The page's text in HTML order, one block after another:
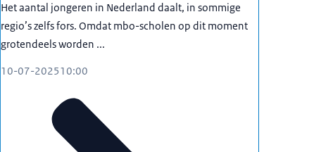
Het aantal jongeren in Nederland daalt, in sommige
regio’s zelfs fors. Omdat mbo-scholen op dit moment
grotendeels worden ...
10-07-202510:00